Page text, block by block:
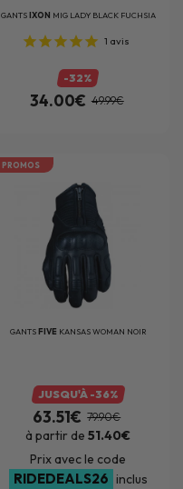
GANTSIXON MIG LADY BLACK FUCHSIA
1 avis
-32%
34.00€ 49.99€
PROMOS
GANTSFIVE KANSAS WOMAN NOIR
JUSQU'À -36%
63.51€ 79.90€
à partir de51.40€
Prix avec le code
RIDEDEALS26 inclus